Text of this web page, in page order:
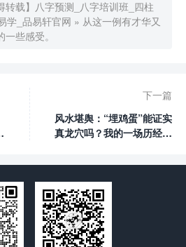
载】
八字预测_八字培训班_四柱
学_品易轩官网 » 从这一例有才华又
些感受。
下一篇
风水堪舆：“埋鸡蛋”能证实
真龙穴吗？我的一场历经一